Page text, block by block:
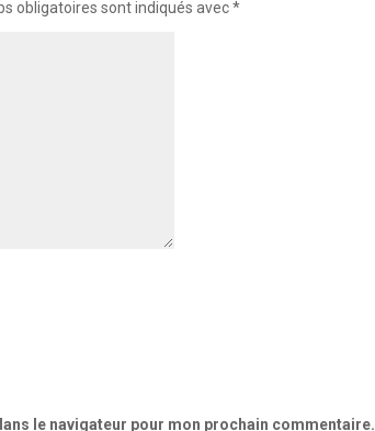
obligatoires sont indiqués avec*
le navigateur pour mon prochain commentaire.